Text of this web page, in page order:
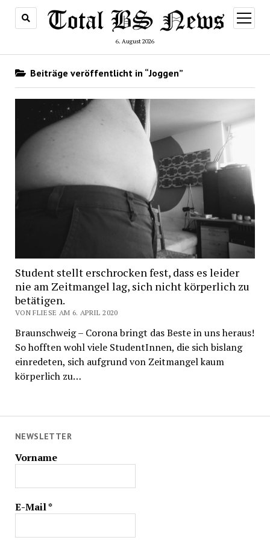
6. August 2026
Menü
öffnen
NEWSLETTER
Vorname
E-Mail*
Beiträge veröffentlicht in “Joggen”
Student stellt erschrocken fest, dass es leider
nie am Zeitmangel lag, sich nicht körperlich zu
betätigen.
VON FLIESE AM 6. APRIL 2020
Braunschweig – Corona bringt das Beste in uns heraus!
So hofften wohl viele StudentInnen, die sich bislang
einredeten, sich aufgrund von Zeitmangel kaum
körperlich zu…